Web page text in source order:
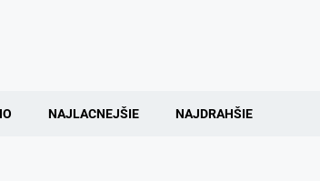
NAJLACNEJŠIE NAJDRAHŠIE